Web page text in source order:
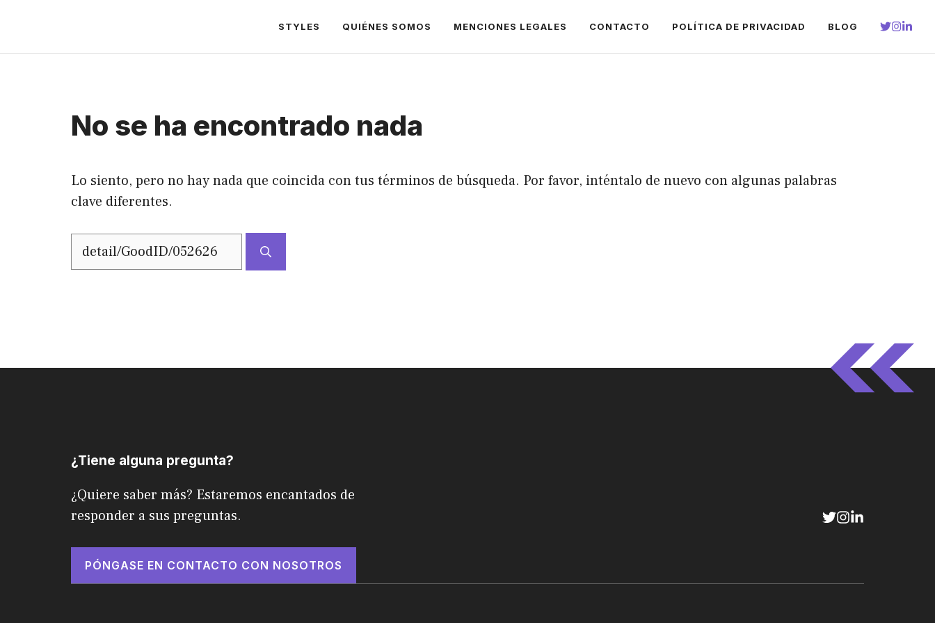
contenido
STYLES QUIÉNES SOMOS MENCIONES LEGALES CONTACTO POLÍTICA DE PRIVACIDAD BLOG
No se ha encontrado nada
Lo siento, pero no hay nada que coincida con tus términos de búsqueda. Por favor, inténtalo de nuevo con algunas palabras
clave diferentes.
Buscar:
¿Tiene alguna pregunta?
¿Quiere saber más? Estaremos encantados de
responder a sus preguntas.
PÓNGASE EN CONTACTO CON NOSOTROS